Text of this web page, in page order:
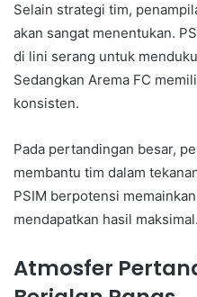
Selain strategi tim,
akan sangat menentukan.
di lini serang untuk
Sedangkan Arema FC
konsisten.
Pada pertandingan besar,
membantu tim dalam
PSIM berpotensi
mendapatkan hasil maksimal.
Atmosfer